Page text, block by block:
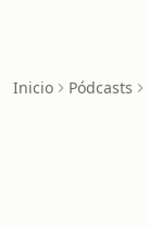
Inicio Pódcasts